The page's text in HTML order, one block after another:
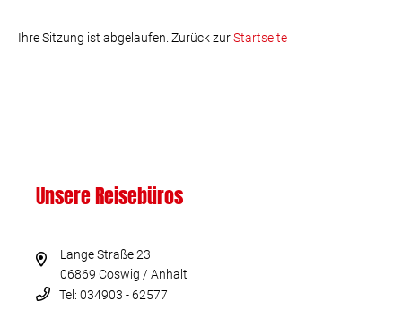
Ihre Sitzung ist abgelaufen. Zurück zurStartseite
Unsere Reisebüros
Lange Straße 23
06869 Coswig / Anhalt
Tel: 034903 - 62577